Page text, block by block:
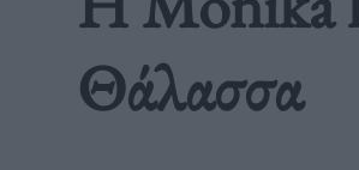
Θάλασσα